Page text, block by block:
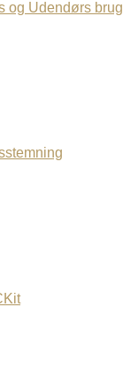
og Udendørs brug